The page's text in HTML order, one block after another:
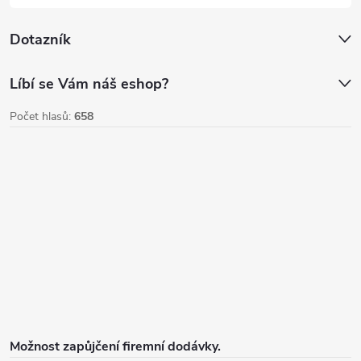
s
u
Dotazník
Líbí se Vám náš eshop?
Počet hlasů: 658
Možnost zapůjčení firemní dodávky.